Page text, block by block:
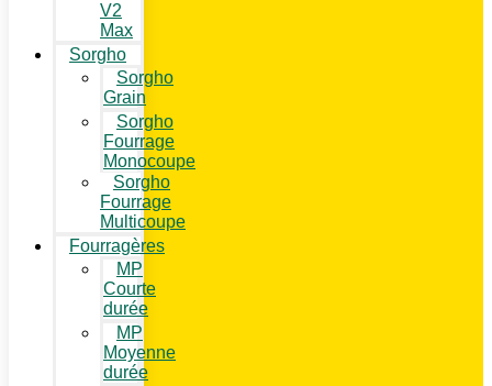
V2
Max
Sorgho
Sorgho
Grain
Sorgho
Fourrage
Monocoupe
Sorgho
Fourrage
Multicoupe
Fourragères
MP
Courte
durée
MP
Moyenne
durée